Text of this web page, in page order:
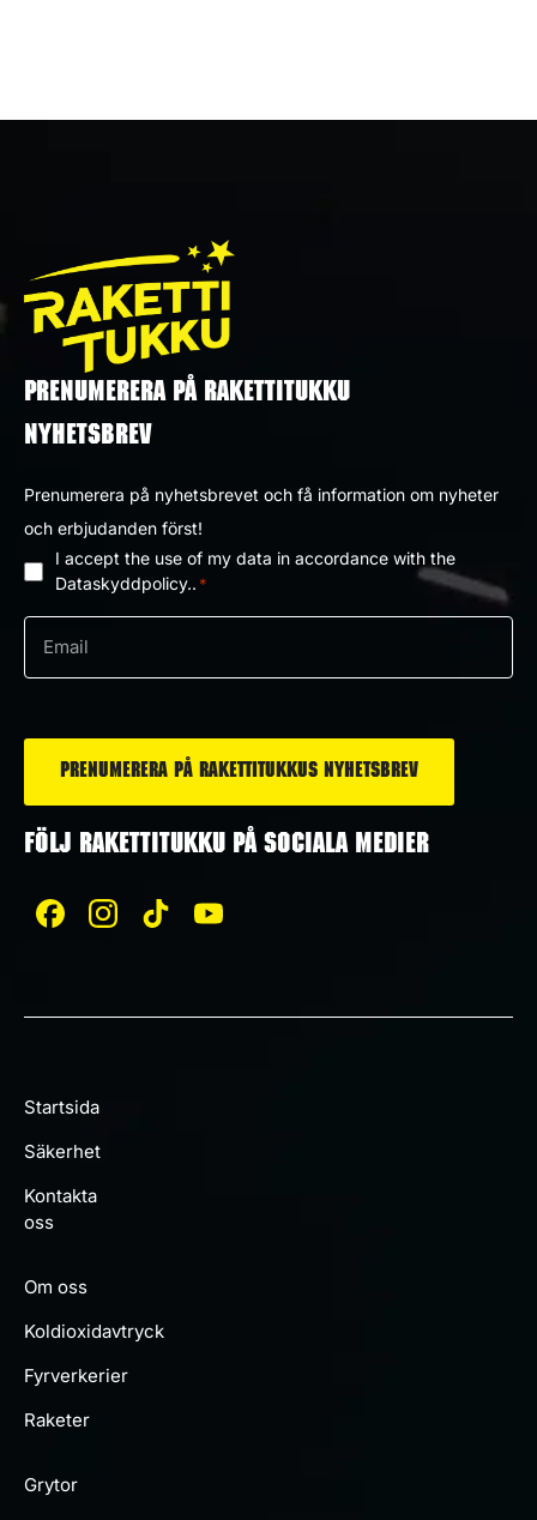
PRENUMERERA PÅ RAKETTITUKKU
NYHETSBREV
Prenumerera på nyhetsbrevet och få information om nyheter
och erbjudanden först!
Dataskyddpolicy
*
I accept the use of my data in accordance with the
Dataskyddpolicy.. *
post
FÖLJ RAKETTITUKKU PÅ SOCIALA MEDIER
Startsida
Säkerhet
Kontakta
oss
Om oss
Koldioxidavtryck
Fyrverkerier
Raketer
Grytor